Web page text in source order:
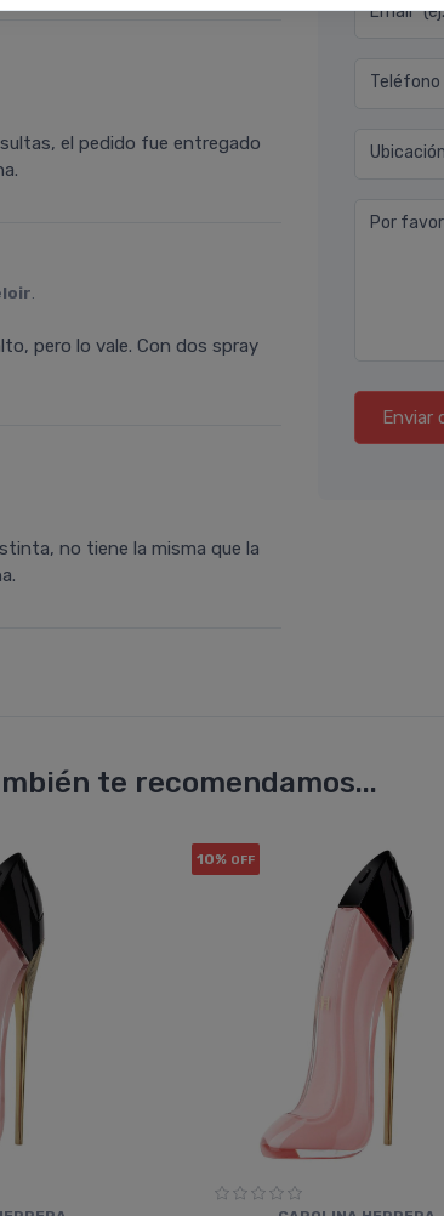
el pedido fue entregado
.
pero lo vale. Con dos spray
no tiene la misma que la
Email*
Teléfono
Ubicación
Por
Enviar
te recomendamos...
10% OFF